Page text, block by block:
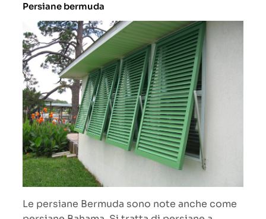
Persiane bermuda
Le persiane Bermuda sono note anche come